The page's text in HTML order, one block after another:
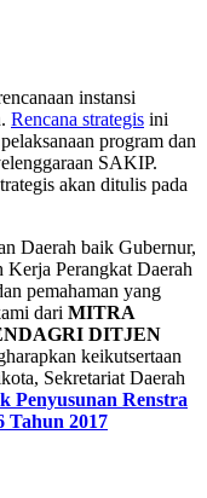
instansi
Rencana strategis ini
program dan
SAKIP.
akan ditulis pada
Daerah baik Gubernur,
Perangkat Daerah
pemahaman yang
dari MITRA
DITJEN
keikutsertaan
Sekretariat Daerah
Penyusunan Renstra
Tahun 2017